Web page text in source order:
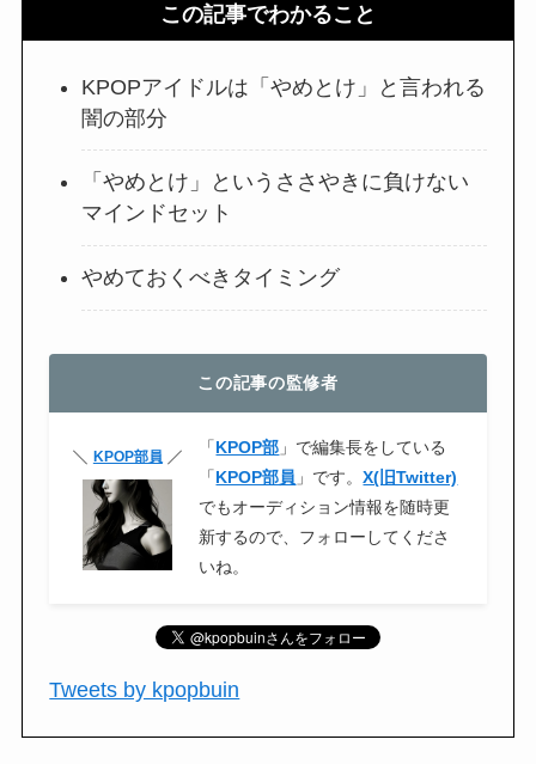
この記事でわかること
KPOPアイドルは「やめとけ」と言われる
闇の部分
「やめとけ」というささやきに負けない
マインドセット
やめておくべきタイミング
この記事の監修者
「KPOP部 」で編集長をしている
「KPOP部員 」です。X(旧Twitter)
でもオーディション情報を随時更
新するので、フォローしてくださ
いね。
KPOP部員
Tweets by kpopbuin